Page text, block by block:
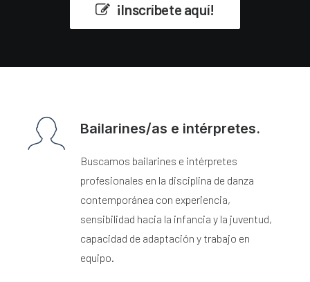
¡Inscríbete aquí!
Bailarines/as e intérpretes.
Buscamos bailarines e intérpretes
profesionales en la disciplina de danza
contemporánea con experiencia,
sensibilidad hacia la infancia y la juventud,
capacidad de adaptación y trabajo en
equipo.